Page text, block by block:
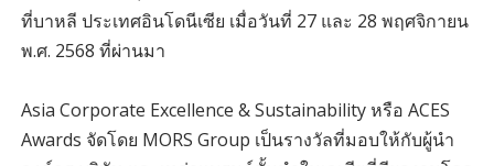
ที่บาหลี ประเทศอินโดนีเซีย เมื่อวันที่ 27 และ 28 พฤศจิกายน
พ.ศ. 2568 ที่ผ่านมา
Asia Corporate Excellence & Sustainability หรือ ACES
Awards จัดโดย MORS Group เป็นรางวัลที่มอบให้กับผู้นำ